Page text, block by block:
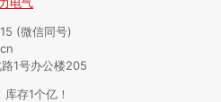
(微信同号)
1号办公楼205
存1个亿！